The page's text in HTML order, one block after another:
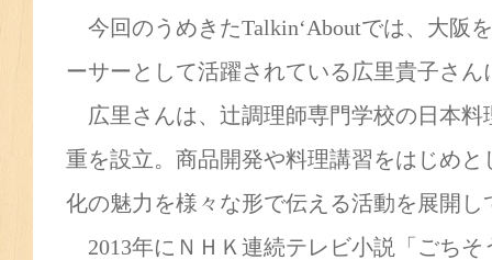
今回のうめきたTalkin‘Aboutでは、大阪
ーサーとして活躍されている広里貴子さ
広里さんは、辻調理師専門学校の日本料
重を設立。商品開発や料理講習をはじめ
化の魅力を様々な形で伝える活動を展開し
2013年にＮＨＫ連続テレビ小説「ごちそ